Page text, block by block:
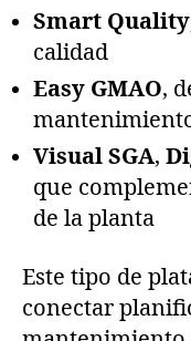
Smart Quality
calidad
Easy GMAO,
Visual SGA,
que
de la planta
Este tipo de
conectar